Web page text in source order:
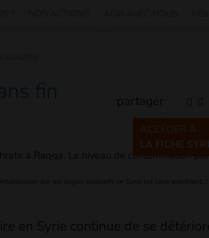
fin partager
par les engins explosifs en Syrie est sans précédent.
ACCÉDER À
LA FICHE
en Syrie continue de se